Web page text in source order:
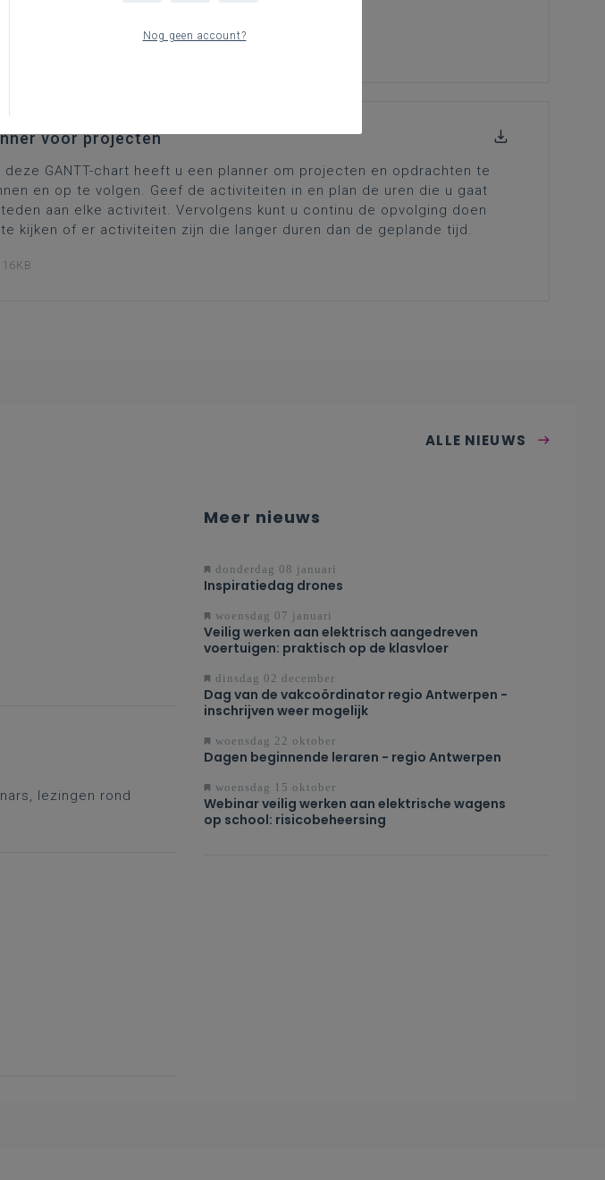
STEM
voor projecten
deze GANTT-chart heeft u een planner om projecten en opdrachten te
en op te volgen. Geef de activiteiten in en plan de uren die u gaat
aan elke activiteit. Vervolgens kunt u continu de opvolging doen
kijken of er activiteiten zijn die langer duren dan de geplande tijd.
16KB
ALLE NIEUWS
lezingen rond
Meer nieuws
donderdag 08 januari
Inspiratiedag drones
woensdag 07 januari
Veilig werken aan elektrisch aangedreven
voertuigen: praktisch op de klasvloer
dinsdag 02 december
Dag van de vakcoördinator regio Antwerpen -
inschrijven weer mogelijk
woensdag 22 oktober
Dagen beginnende leraren - regio Antwerpen
woensdag 15 oktober
Webinar veilig werken aan elektrische wagens
op school: risicobeheersing
Nog geen account?